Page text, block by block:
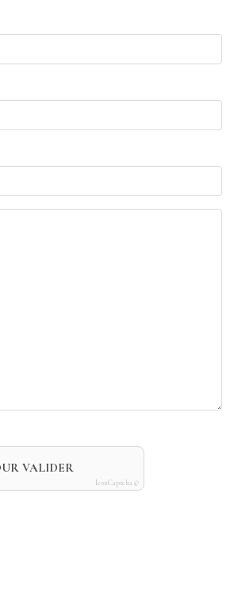
VALIDER
IconCaptcha ©